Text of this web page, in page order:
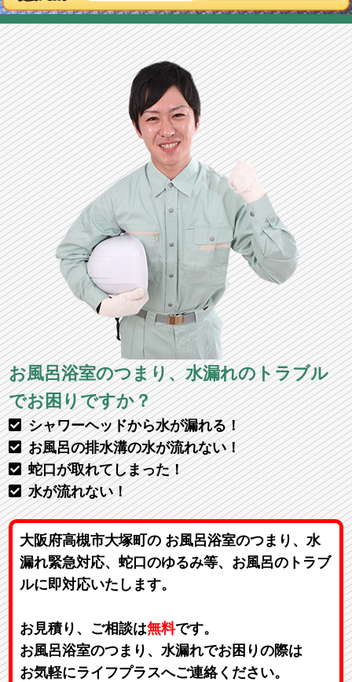
お風呂浴室のつまり、水漏れのトラブル
でお困りですか？
シャワーヘッドから水が漏れる！
お風呂の排水溝の水が流れない！
蛇口が取れてしまった！
水が流れない！
大阪府高槻市大塚町の お風呂浴室のつまり、水
漏れ緊急対応、蛇口のゆるみ等、お風呂のトラブ
ルに即対応いたします。
お見積り、ご相談は無料です。
お風呂浴室のつまり、水漏れでお困りの際は
お気軽にライフプラスへご連絡ください。